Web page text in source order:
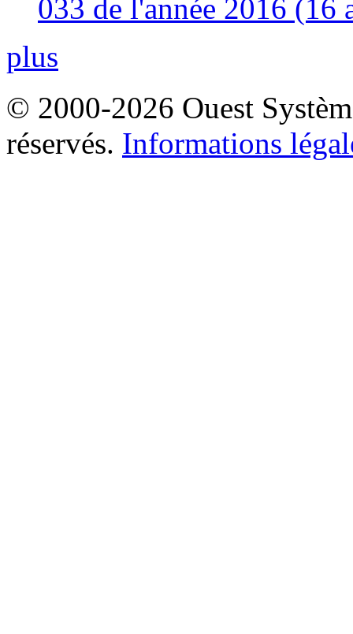
033 de l'année 2016 (16
plus
© 2000-2026 Ouest
réservés. Informations